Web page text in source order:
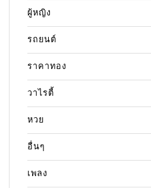
ผู้หญิง
รถยนต์
ราคาทอง
วาไรตี้
หวย
อื่นๆ
เพลง